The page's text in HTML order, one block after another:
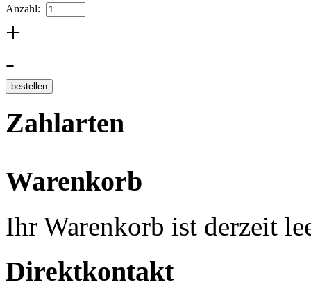
Anzahl:
+
-
Zahlarten
Warenkorb
Ihr Warenkorb ist derzeit
Direktkontakt